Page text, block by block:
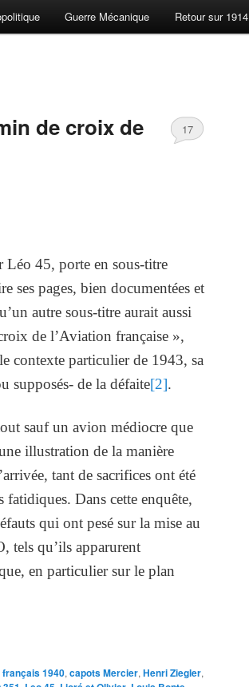
Guerre Mécanique Retour sur 1914
de croix de
17
Léo 45, porte en sous-titre
ses pages, bien documentées et
autre sous-titre aurait aussi
de l’Aviation française »,
contexte particulier de 1943, sa
supposés- de la défaite[2].
sauf un avion médiocre que
illustration de la manière
tant de sacrifices ont été
fatidiques. Dans cette enquête,
qui ont pesé sur la mise au
tels qu’ils apparurent
en particulier sur le plan
1940, capots Mercier, Henri Ziegler,